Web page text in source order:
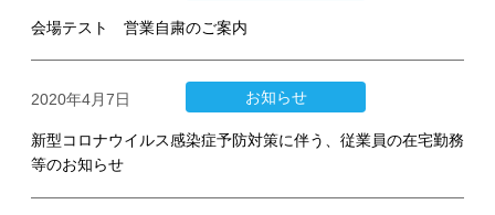
会場テスト 営業自粛のご案内
2020年4月7日 お知らせ
新型コロナウイルス感染症予防対策に伴う、従業員の在宅勤務
等のお知らせ